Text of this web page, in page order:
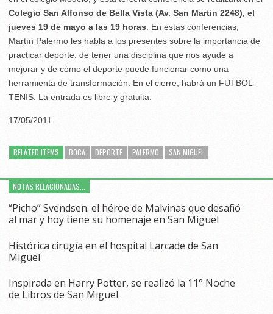
Colegio San Alfonso de Bella Vista (Av. San Martin 2248), el
jueves 19 de mayo a las 19 horas. En estas conferencias,
Martín Palermo les habla a los presentes sobre la importancia de
practicar deporte, de tener una disciplina que nos ayude a
mejorar y de cómo el deporte puede funcionar como una
herramienta de transformación. En el cierre, habrá un FUTBOL-
TENIS. La entrada es libre y gratuita.
17/05/2011
RELATED ITEMS BOCA DEPORTE PALERMO SAN MIGUEL
NOTAS RELACIONADAS...
“Picho” Svendsen: el héroe de Malvinas que desafió
al mar y hoy tiene su homenaje en San Miguel
Histórica cirugía en el hospital Larcade de San
Miguel
Inspirada en Harry Potter, se realizó la 11° Noche
de Libros de San Miguel